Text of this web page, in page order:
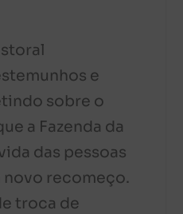
e
sobre o
a Fazenda da
das pessoas
novo recomeço.
troca de